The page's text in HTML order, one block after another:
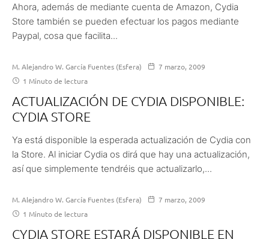
Ahora, además de mediante cuenta de Amazon, Cydia
Store también se pueden efectuar los pagos mediante
Paypal, cosa que facilita...
M. Alejandro W. García Fuentes (Esfera)
7 marzo, 2009
1 Minuto de lectura
ACTUALIZACIÓN DE CYDIA DISPONIBLE:
CYDIA STORE
Ya está disponible la esperada actualización de Cydia con
la Store. Al iniciar Cydia os dirá que hay una actualización,
así que simplemente tendréis que actualizarlo,...
M. Alejandro W. García Fuentes (Esfera)
7 marzo, 2009
1 Minuto de lectura
CYDIA STORE ESTARÁ DISPONIBLE EN